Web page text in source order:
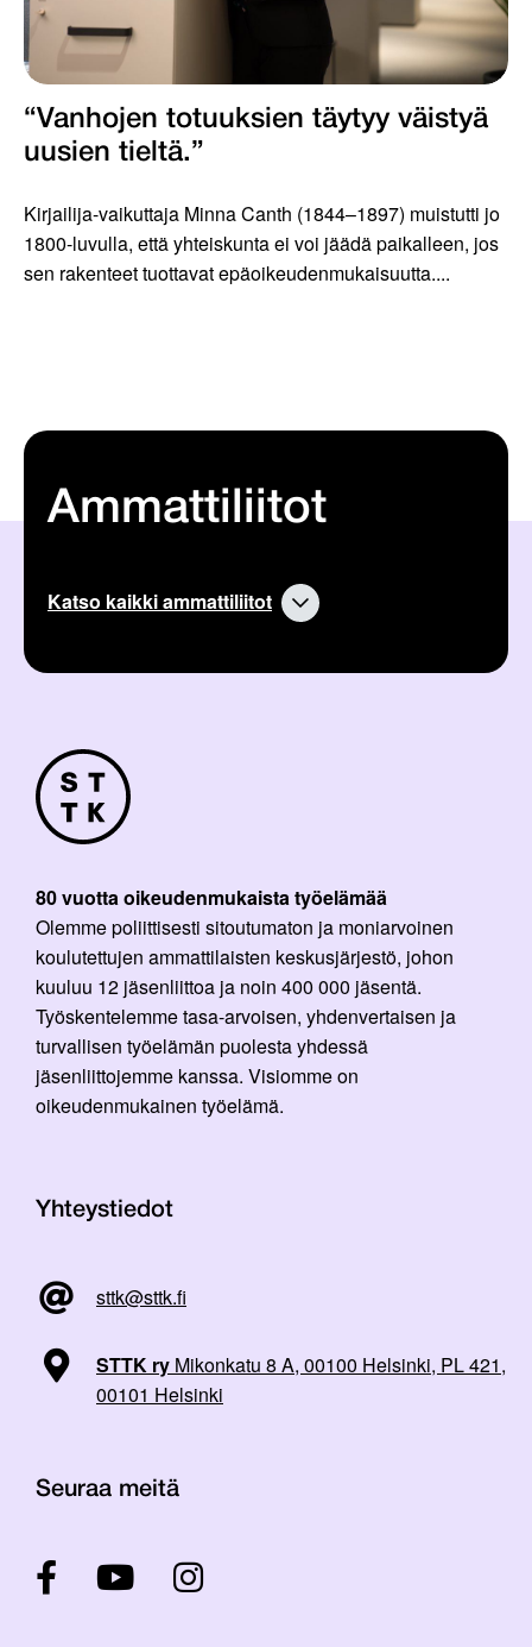
“Vanhojen totuuksien täytyy väistyä
uusien tieltä.”
Kirjailija-vaikuttaja Minna Canth (1844–1897) muistutti jo
1800-luvulla, että yhteiskunta ei voi jäädä paikalleen, jos
sen rakenteet tuottavat epäoikeudenmukaisuutta....
Ammattiliitot
Katso kaikki ammattiliitot
80 vuotta oikeudenmukaista työelämää
Olemme poliittisesti sitoutumaton ja moniarvoinen
koulutettujen ammattilaisten keskusjärjestö, johon
kuuluu 12 jäsenliittoa ja noin 400 000 jäsentä.
Työskentelemme tasa-arvoisen, yhdenvertaisen ja
turvallisen työelämän puolesta yhdessä
jäsenliittojemme kanssa. Visiomme on
oikeudenmukainen työelämä.
Yhteystiedot
sttk@sttk.fi
STTK ry Mikonkatu 8 A, 00100 Helsinki, PL 421,
00101 Helsinki
Seuraa meitä